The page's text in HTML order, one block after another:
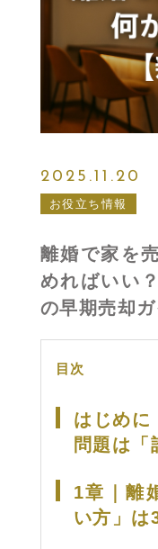
2025.11.20
お役立ち情報
離婚で家を
めればいい
の早期売却ガ
目次
はじめに
問題は「
1章｜離
い方」は